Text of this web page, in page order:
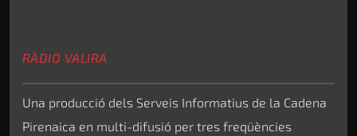
RÀDIO VALIRA
Una producció dels Serveis Informatius de la Cadena
Pirenaica en multi-difusió per tres freqüències